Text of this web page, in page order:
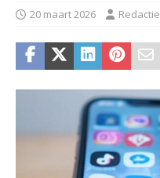
20 maart 2026 Redactie